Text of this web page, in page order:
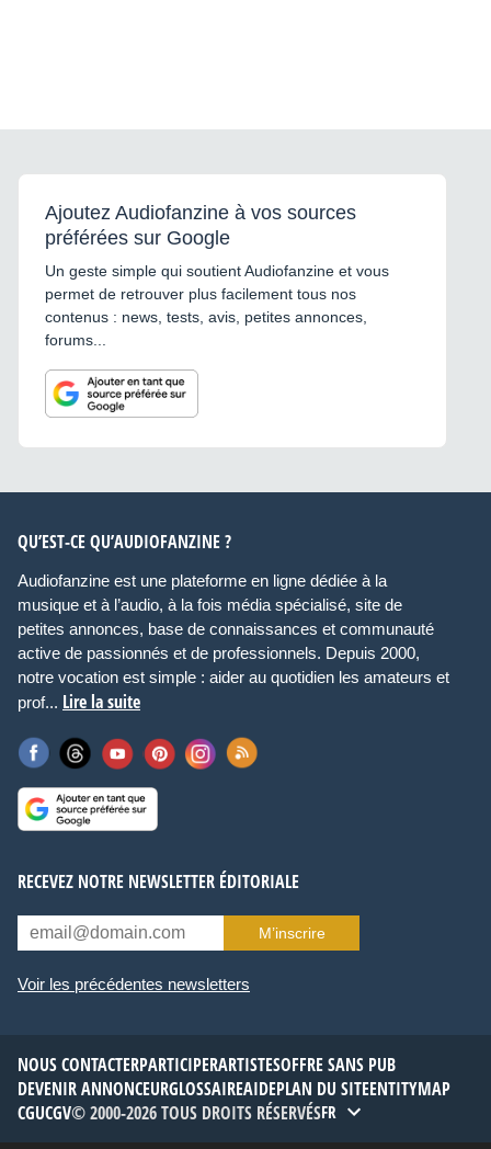
Ajoutez Audiofanzine à vos sources
préférées sur Google
Un geste simple qui soutient Audiofanzine et vous
permet de retrouver plus facilement tous nos
contenus : news, tests, avis, petites annonces,
forums...
QU’EST-CE QU’AUDIOFANZINE ?
Audiofanzine est une plateforme en ligne dédiée à la
musique et à l’audio, à la fois média spécialisé, site de
petites annonces, base de connaissances et communauté
active de passionnés et de professionnels. Depuis 2000,
notre vocation est simple : aider au quotidien les amateurs et
prof... Lire la suite
RECEVEZ NOTRE NEWSLETTER ÉDITORIALE
M’inscrire
Voir les précédentes newsletters
NOUS CONTACTERPARTICIPERARTISTESOFFRE SANS PUB
DEVENIR ANNONCEURGLOSSAIREAIDEPLAN DU SITEENTITYMAP
CGUCGV© 2000-2026 TOUS DROITS RÉSERVÉSFR